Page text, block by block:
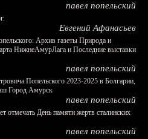
павел попельский
Евгений Афанасьев
Архив газеты Природа и
НижнеАмурЛага и Последние выставки
павел попельский
Попельского 2023-2025 в Болгарии,
Город Амурск
павел попельский
отмечать День памяти жертв сталинских
павел попельский